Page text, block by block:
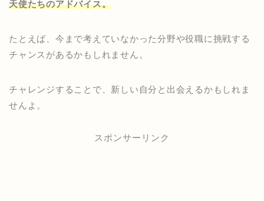
天使たちのアドバイス。
たとえば、今まで考えていなかった分野や役職に挑戦する
チャンスがあるかもしれません。
チャレンジすることで、新しい自分と出会えるかもしれま
せんよ。
スポンサーリンク